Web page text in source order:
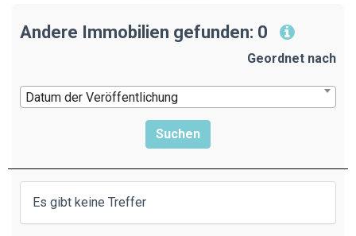
Andere Immobilien gefunden: 0
Geordnet nach
Datum der Veröffentlichung
Es gibt keine Treffer